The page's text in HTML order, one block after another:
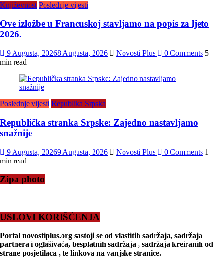
Književnost Poslednje vijesti
Ove izložbe u Francuskoj stavljamo na popis za ljeto
2026.
9 Augusta, 20268 Augusta, 2026 Novosti Plus 0 Comments 5
min read
Poslednje vijesti Republika Srpska
Republička stranka Srpske: Zajedno nastavljamo
snažnije
9 Augusta, 20269 Augusta, 2026 Novosti Plus 0 Comments 1
min read
Zipa photo
USLOVI KORIŠĆENJA
Portal novostiplus.org sastoji se od vlastitih sadržaja, sadržaja
partnera i oglašivača, besplatnih sadržaja , sadržaja kreiranih od
strane posjetilaca , te linkova na vanjske stranice.